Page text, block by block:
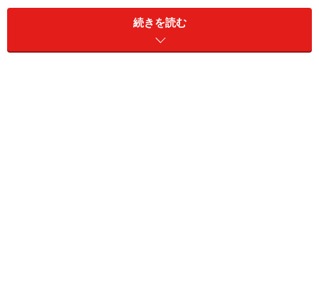
今、もっともちまたで横行しているのがマイルドなぼっ
たくり、名付けて「プチぼったくり」です。
続きを読む